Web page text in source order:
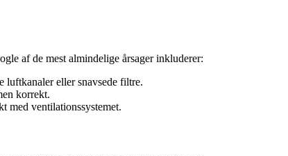
af de mest almindelige årsager inkluderer:
luftkanaler eller snavsede filtre.
korrekt.
med ventilationssystemet.